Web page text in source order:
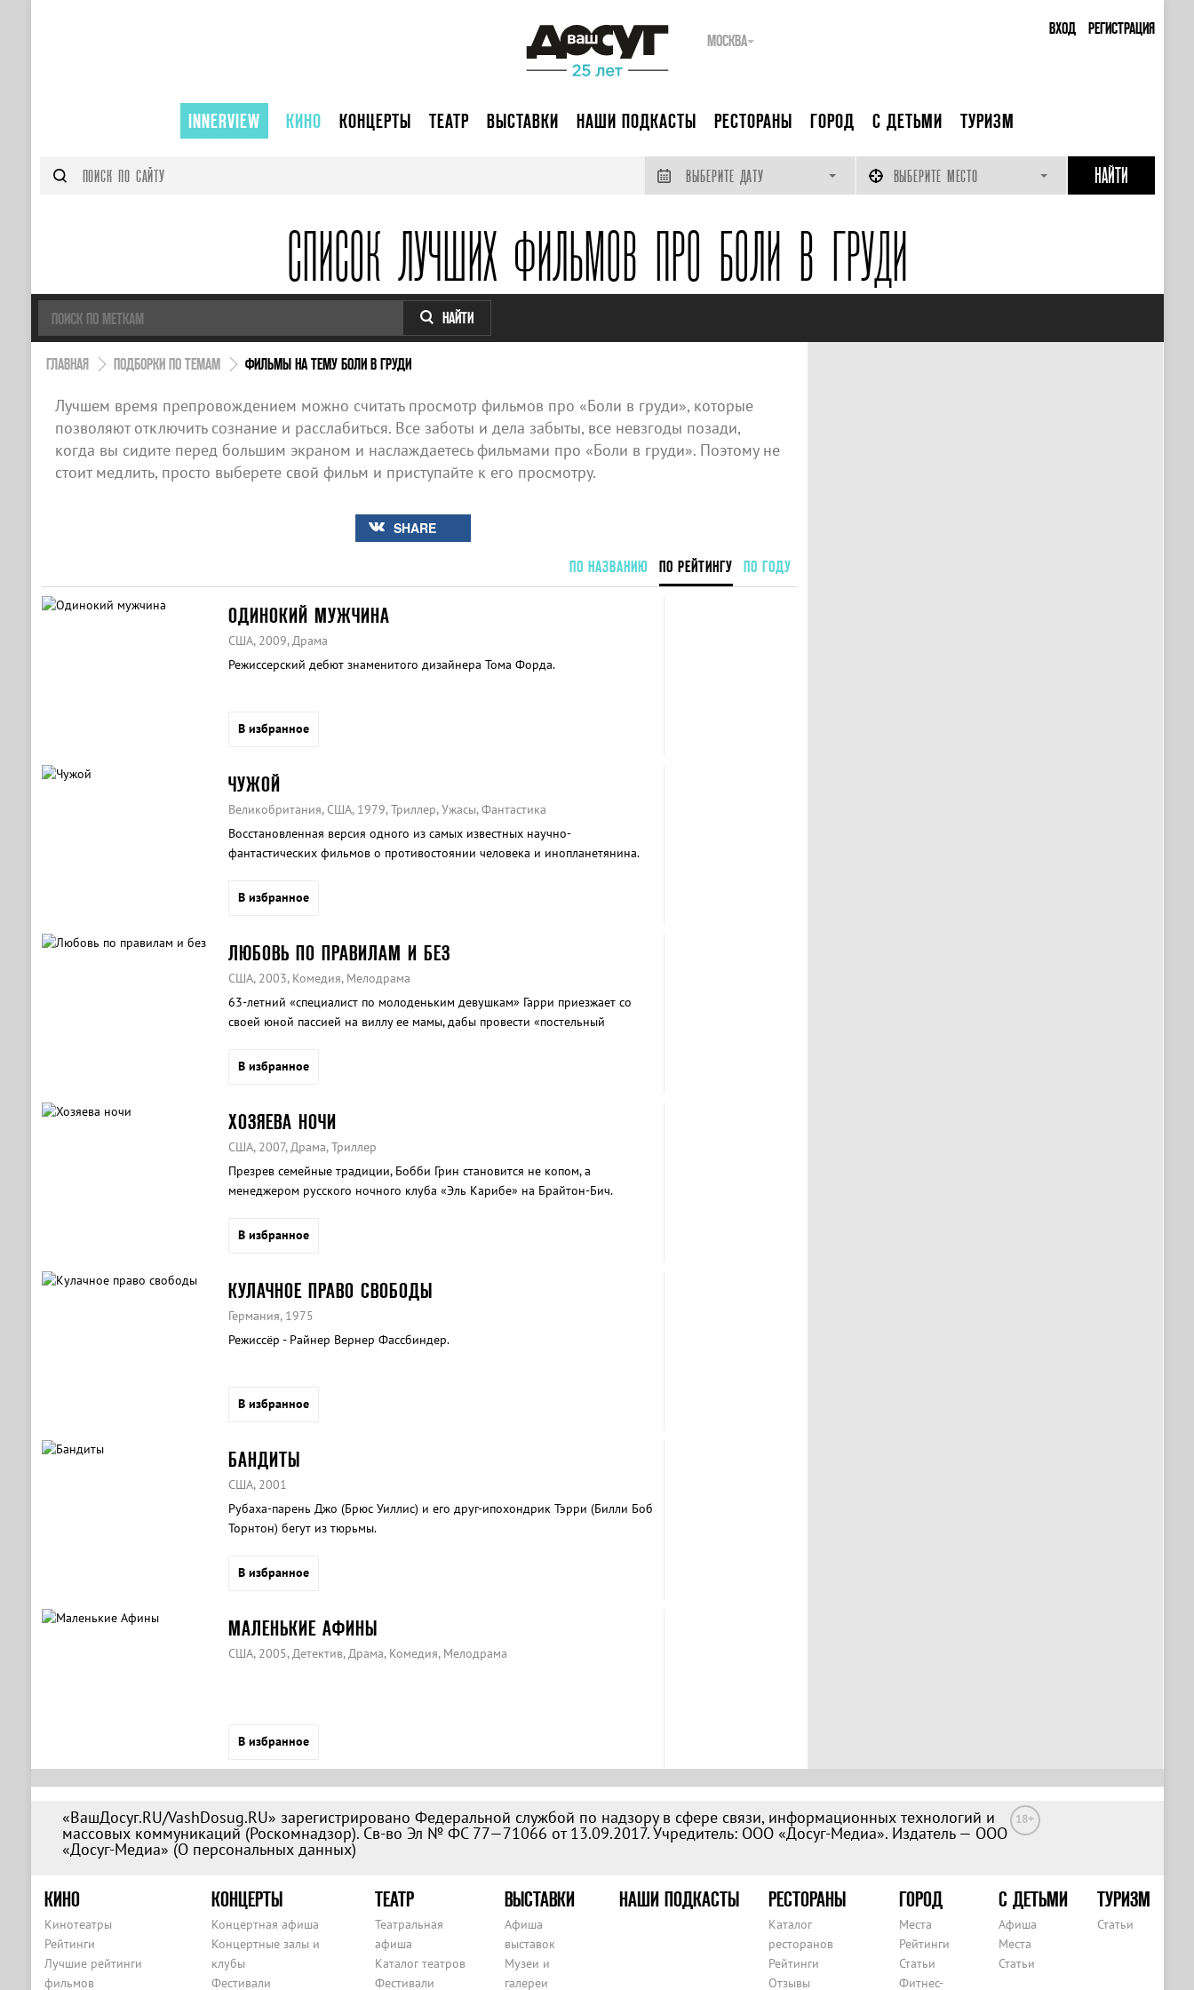
ВХОД РЕГИСТРАЦИЯ
МОСКВА
INNERVIEW КИНО КОНЦЕРТЫ ТЕАТР ВЫСТАВКИ НАШИ ПОДКАСТЫ РЕСТОРАНЫ ГОРОД С ДЕТЬМИ ТУРИЗМ
ВЫБЕРИТЕ ДАТУ ВЫБЕРИТЕ МЕСТО
СПИСОК ЛУЧШИХ ФИЛЬМОВ ПРО БОЛИ В ГРУДИ
НАЙТИ
ГЛАВНАЯ ПОДБОРКИ ПО ТЕМАМ ФИЛЬМЫ НА ТЕМУ БОЛИ В ГРУДИ
Лучшем время препровождением можно считать просмотр фильмов про «Боли в груди», которые
позволяют отключить сознание и расслабиться. Все заботы и дела забыты, все невзгоды позади,
когда вы сидите перед большим экраном и наслаждаетесь фильмами про «Боли в груди». Поэтому не
стоит медлить, просто выберете свой фильм и приступайте к его просмотру.
SHARE
ПО НАЗВАНИЮ ПО РЕЙТИНГУ ПО ГОДУ
ОДИНОКИЙ МУЖЧИНА
США, 2009, Драма
Режиссерский дебют знаменитого дизайнера Тома Форда.
В избранное
ЧУЖОЙ
Великобритания, США, 1979, Триллер, Ужасы, Фантастика
Восстановленная версия одного из самых известных научно-
фантастических фильмов о противостоянии человека и инопланетянина.
В избранное
ЛЮБОВЬ ПО ПРАВИЛАМ И БЕЗ
США, 2003, Комедия, Мелодрама
63-летний «специалист по молоденьким девушкам» Гарри приезжает со
своей юной пассией на виллу ее мамы, дабы провести «постельный
В избранное
ХОЗЯЕВА НОЧИ
США, 2007, Драма, Триллер
Презрев семейные традиции, Бобби Грин становится не копом, а
менеджером русского ночного клуба «Эль Карибе» на Брайтон-Бич.
В избранное
КУЛАЧНОЕ ПРАВО СВОБОДЫ
Германия, 1975
Режиссёр - Райнер Вернер Фассбиндер.
В избранное
БАНДИТЫ
США, 2001
Рубаха-парень Джо (Брюс Уиллис) и его друг-ипохондрик Тэрри (Билли Боб
Торнтон) бегут из тюрьмы.
В избранное
МАЛЕНЬКИЕ АФИНЫ
США, 2005, Детектив, Драма, Комедия, Мелодрама
В избранное
«ВашДосуг.RU/VashDosug.RU» зарегистрировано Федеральной службой по надзору в сфере связи, информационных технологий и
массовых коммуникаций (Роскомнадзор). Св-во Эл № ФС 77—71066 от 13.09.2017. Учредитель: ООО «Досуг-Медиа». Издатель — ООО
«Досуг-Медиа» (О персональных данных)
18+
КИНО
Кинотеатры
Рейтинги
Лучшие рейтинги
фильмов
КОНЦЕРТЫ
Концертная афиша
Концертные залы и
клубы
Фестивали
ТЕАТР
Театральная
афиша
Каталог театров
Фестивали
ВЫСТАВКИ
Афиша
выставок
Музеи и
галереи
НАШИ ПОДКАСТЫ РЕСТОРАНЫ
Каталог
ресторанов
Рейтинги
Отзывы
ГОРОД
Места
Рейтинги
Статьи
Фитнес-
С ДЕТЬМИ
Афиша
Места
Статьи
ТУРИЗМ
Статьи